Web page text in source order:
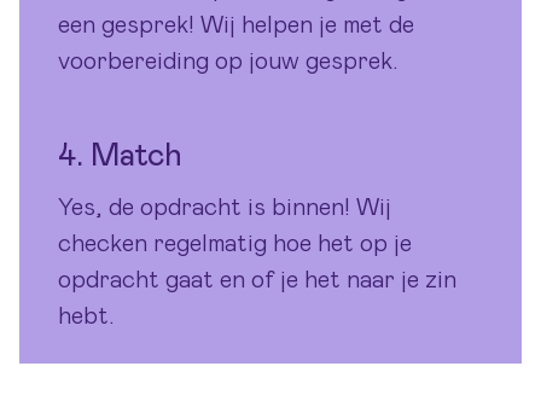
een gesprek! Wij helpen je met de
voorbereiding op jouw gesprek.
4. Match
Yes, de opdracht is binnen! Wij
checken regelmatig hoe het op je
opdracht gaat en of je het naar je zin
hebt.